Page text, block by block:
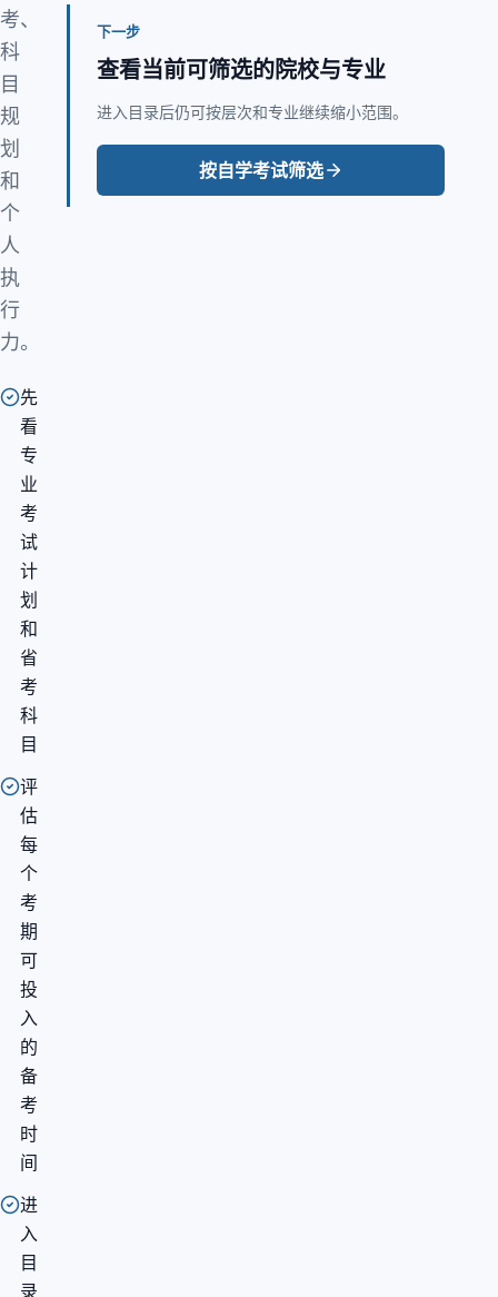
考、
科
目
规
划
和
个
人
执
行
力。
先
看
专
业
考
试
计
划
和
省
考
科
目
评
估
每
个
考
期
可
投
入
的
备
考
时
间
进
入
目
录
下一步
查看当前可筛选的院校与专业
进入目录后仍可按层次和专业继续缩小范围。
按自学考试筛选